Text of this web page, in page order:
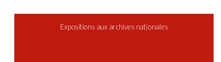
Expositions aux archives nationales